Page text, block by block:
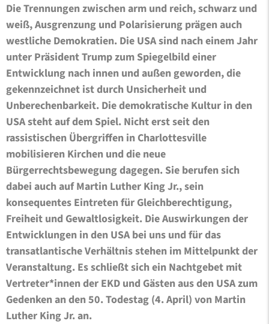
Die Trennungen zwischen arm und reich, schwarz und
weiß, Ausgrenzung und Polarisierung prägen auch
westliche Demokratien. Die USA sind nach einem Jahr
unter Präsident Trump zum Spiegelbild einer
Entwicklung nach innen und außen geworden, die
gekennzeichnet ist durch Unsicherheit und
Unberechenbarkeit. Die demokratische Kultur in den
USA steht auf dem Spiel. Nicht erst seit den
rassistischen Übergriffen in Charlottesville
mobilisieren Kirchen und die neue
Bürgerrechtsbewegung dagegen. Sie berufen sich
dabei auch auf Martin Luther King Jr., sein
konsequentes Eintreten für Gleichberechtigung,
Freiheit und Gewaltlosigkeit. Die Auswirkungen der
Entwicklungen in den USA bei uns und für das
transatlantische Verhältnis stehen im Mittelpunkt der
Veranstaltung. Es schließt sich ein Nachtgebet mit
Vertreter*innen der EKD und Gästen aus den USA zum
Gedenken an den 50. Todestag (4. April) von Martin
Luther King Jr. an.